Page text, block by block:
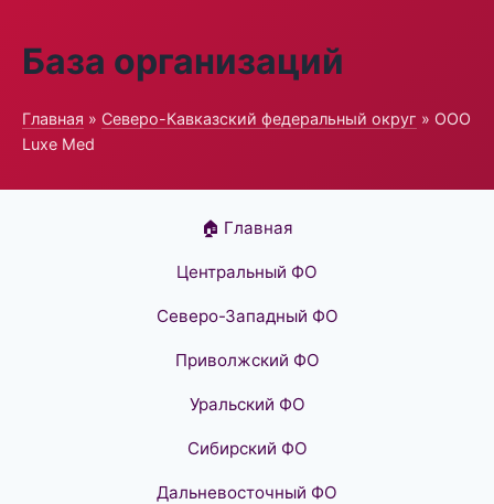
База организаций
Главная » Северо-Кавказский федеральный округ » ООО
Luxe Med
🏠 Главная
Центральный ФО
Северо-Западный ФО
Приволжский ФО
Уральский ФО
Сибирский ФО
Дальневосточный ФО